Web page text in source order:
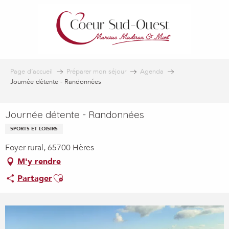
Page d’accueil Préparer mon séjour
Agenda
Journée détente - Randonnées
Journée détente - Randonnées
SPORTS ET LOISIRS
Foyer rural, 65700 Hères
M'y rendre
PartagerAjouter aux favoris